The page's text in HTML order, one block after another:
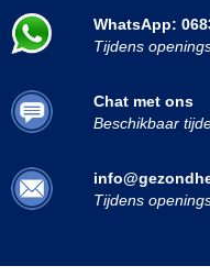
WhatsApp:
Tijdens
Chat met ons
Beschikbaar
Tijdens